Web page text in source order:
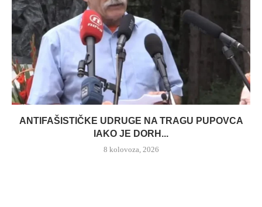
ANTIFAŠISTIČKE UDRUGE NA TRAGU PUPOVCA
IAKO JE DORH...
8 kolovoza, 2026